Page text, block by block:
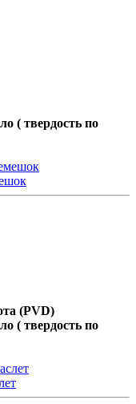
( твердость по
(PVD)
( твердость по